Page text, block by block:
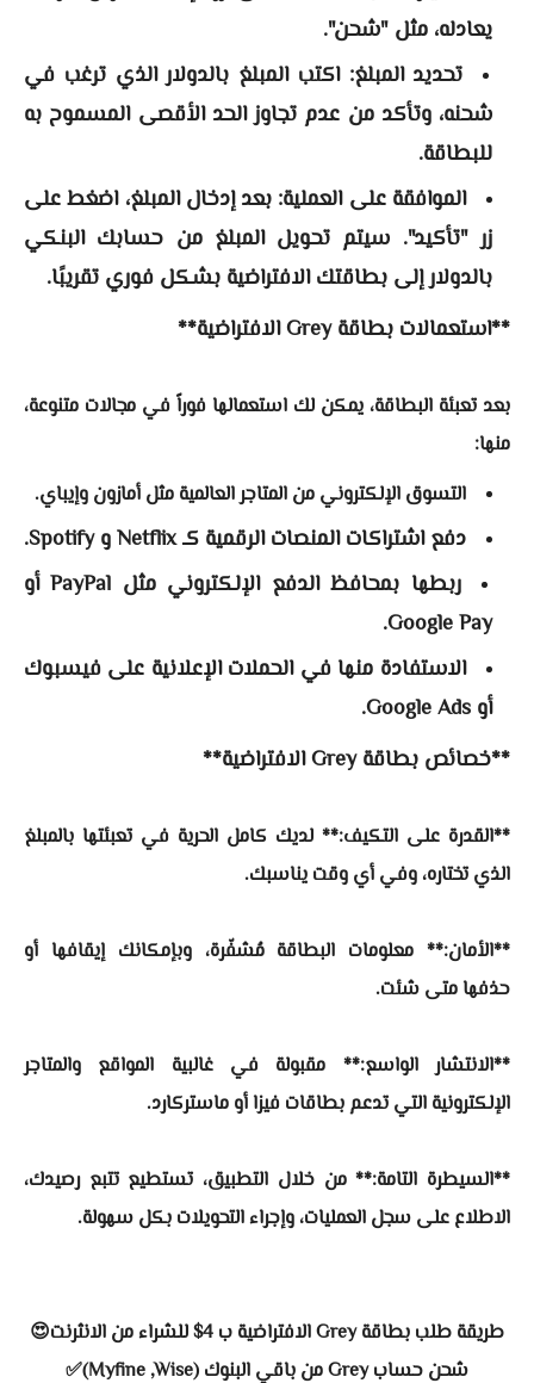
يعادله، مثل "شحن".
تحديد المبلغ: اكتب المبلغ بالدولار الذي ترغب في
شحنه، وتأكد من عدم تجاوز الحد الأقصى المسموح به
للبطاقة.
الموافقة على العملية: بعد إدخال المبلغ، اضغط على
زر "تأكيد". سيتم تحويل المبلغ من حسابك البنكي
بالدولار إلى بطاقتك الافتراضية بشكل فوري تقريبًا.
**استعمالات بطاقة Grey الافتراضية**
بعد تعبئة البطاقة، يمكن لك استعمالها فوراً في مجالات متنوعة،
منها:
التسوق الإلكتروني من المتاجر العالمية مثل أمازون وإيباي.
دفع اشتراكات المنصات الرقمية كـ Netflix و Spotify.
ربطها بمحافظ الدفع الإلكتروني مثل PayPal أو
Google Pay.
الاستفادة منها في الحملات الإعلانية على فيسبوك
أو Google Ads.
**خصائص بطاقة Grey الافتراضية**
**القدرة على التكيف:** لديك كامل الحرية في تعبئتها بالمبلغ
الذي تختاره، وفي أي وقت يناسبك.
**الأمان:** معلومات البطاقة مُشفّرة، وبإمكانك إيقافها أو
حذفها متى شئت.
**الانتشار الواسع:** مقبولة في غالبية المواقع والمتاجر
الإلكترونية التي تدعم بطاقات فيزا أو ماستركارد.
**السيطرة التامة:** من خلال التطبيق، تستطيع تتبع رصيدك،
الاطلاع على سجل العمليات، وإجراء التحويلات بكل سهولة.
طريقة طلب بطاقة Grey الافتراضية ب 4$ للشراء من الانثرنت😍
شحن حساب Grey من باقي البنوك (Myfine ,Wise)✅